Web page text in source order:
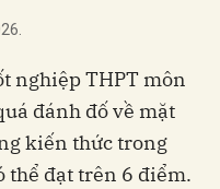
nghiệp THPT môn
đánh đố về mặt
kiến thức trong
thể đạt trên 6 điểm.